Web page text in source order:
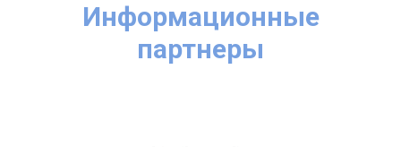
Информационные
партнеры